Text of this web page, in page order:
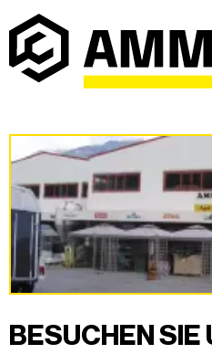
BESUCHEN SIE